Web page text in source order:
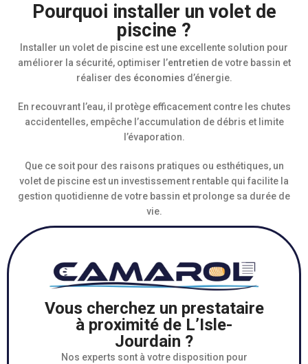
Pourquoi installer un volet de
piscine ?
Installer un volet de piscine est une excellente solution pour
améliorer la sécurité, optimiser l’entretien de votre bassin et
réaliser des économies d’énergie.
En recouvrant l’eau, il protège efficacement contre les chutes
accidentelles, empêche l’accumulation de débris et limite
l’évaporation.
Que ce soit pour des raisons pratiques ou esthétiques, un
volet de piscine est un investissement rentable qui facilite la
gestion quotidienne de votre bassin et prolonge sa durée de
vie.
Vous cherchez un prestataire
à proximité de L’Isle-
Jourdain ?
Nos experts sont à votre disposition pour